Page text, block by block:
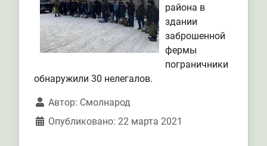
района в
здании
заброшенной
фермы
пограничники
обнаружили 30 нелегалов.
Автор: Смолнарод
Опубликовано: 22 марта 2021